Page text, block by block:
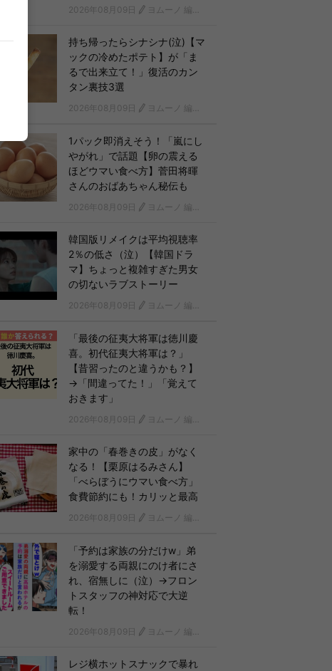
2026年08月09日 ヨムーノ 編集部
持ち帰ったらシナシナ(泣)【マ
ックの冷めたポテト】が「ま
るで出来立て！」復活のカン
タン裏技3選
2026年08月09日 ヨムーノ 編集部
1パック即消えそう！「嵐にし
やがれ」で話題【卵の震える
ほどウマい食べ方】菅田将暉
さんのおばあちゃん秘伝も
2026年08月09日 ヨムーノ 編集部
韓国版リメイクは平均視聴率
2％の低さ（泣）【韓国ドラ
マ】ちょっと複雑すぎた男女
の切ないラブストーリー
2026年08月09日 ヨムーノ 編集部 韓国ドラマチーム
「最後の征夷大将軍は徳川慶
喜。初代征夷大将軍は？」
【昔習ったのと違うかも？】
→「間違ってた！」「覚えて
おきます」
2026年08月09日 ヨムーノ 編集部
家中の「春巻きの皮」がなく
なる！【栗原はるみさん】
「べらぼうにウマい食べ方」
食費節約にも！カリッと最高
2026年08月09日 ヨムーノ 編集部
「予約は家族の分だけw」弟
を溺愛する両親にのけ者にさ
れ、宿無しに（泣）→フロン
トスタッフの神対応で大逆
転！
2026年08月09日 ヨムーノ 編集部
レジ横ホットスナックで暴れ